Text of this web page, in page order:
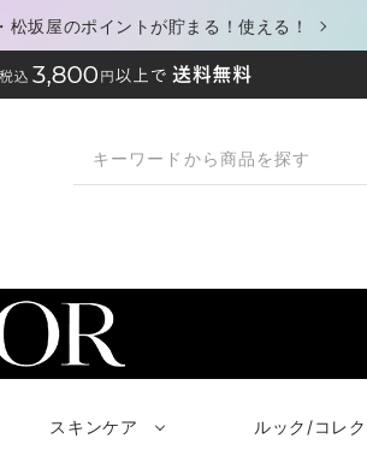
坂屋のポイントが貯まる！使える！
スキンケア ルック/コレ